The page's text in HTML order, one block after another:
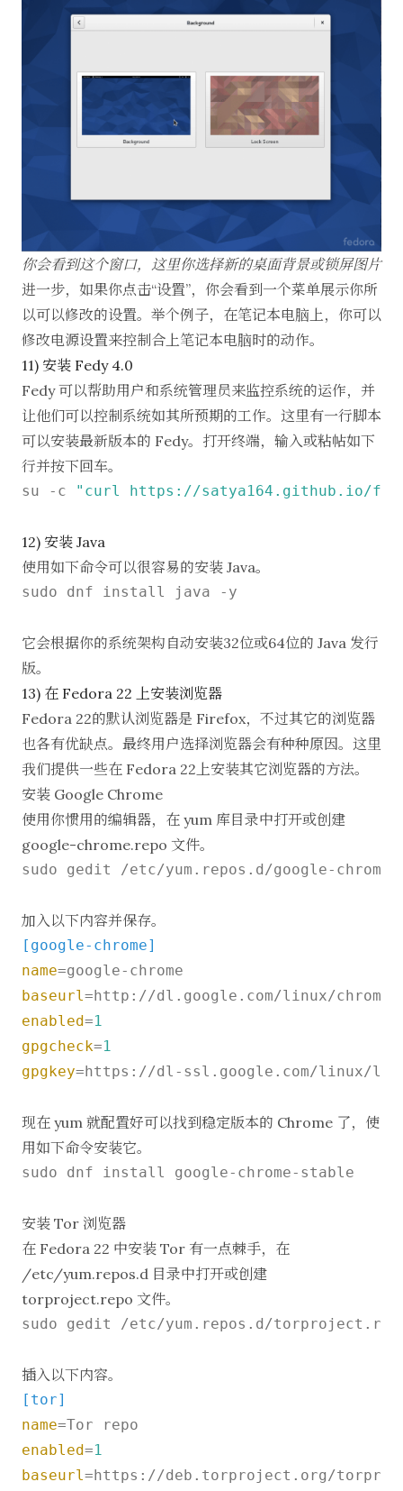
你会看到这个窗口，这里你选择新的桌面背景或锁屏图片
进一步，如果你点击“设置”，你会看到一个菜单展示你所
以可以修改的设置。举个例子，在笔记本电脑上，你可以
修改电源设置来控制合上笔记本电脑时的动作。
11) 安装 Fedy 4.0
Fedy 可以帮助用户和系统管理员来监控系统的运作，并
让他们可以控制系统如其所预期的工作。这里有一行脚本
可以安装最新版本的 Fedy。打开终端，输入或粘帖如下
行并按下回车。
su -c "curl https://satya164.github.io/
12) 安装 Java
使用如下命令可以很容易的安装 Java。
sudo dnf install java -y
它会根据你的系统架构自动安装32位或64位的 Java 发行
版。
13) 在 Fedora 22 上安装浏览器
Fedora 22的默认浏览器是 Firefox，不过其它的浏览器
也各有优缺点。最终用户选择浏览器会有种种原因。这里
我们提供一些在 Fedora 22上安装其它浏览器的方法。
安装 Google Chrome
使用你惯用的编辑器，在 yum 库目录中打开或创建
google-chrome.repo 文件。
sudo gedit /etc/yum.repos.d/google-
加入以下内容并保存。
[google-chrome]
name
baseurl=http://dl.google.com/linux/
enabled=1
gpgcheck=1
gpgkey=https://dl-ssl.google.com/linux/
现在 yum 就配置好可以找到稳定版本的 Chrome 了，使
用如下命令安装它。
sudo dnf install google-chrome-stable
安装 Tor 浏览器
在 Fedora 22 中安装 Tor 有一点棘手，在
/etc/yum.repos.d 目录中打开或创建
torproject.repo 文件。
sudo gedit /etc/yum.repos.d/
插入以下内容。
[tor]
name
enabled=1
baseurl=https://deb.torproject.org/